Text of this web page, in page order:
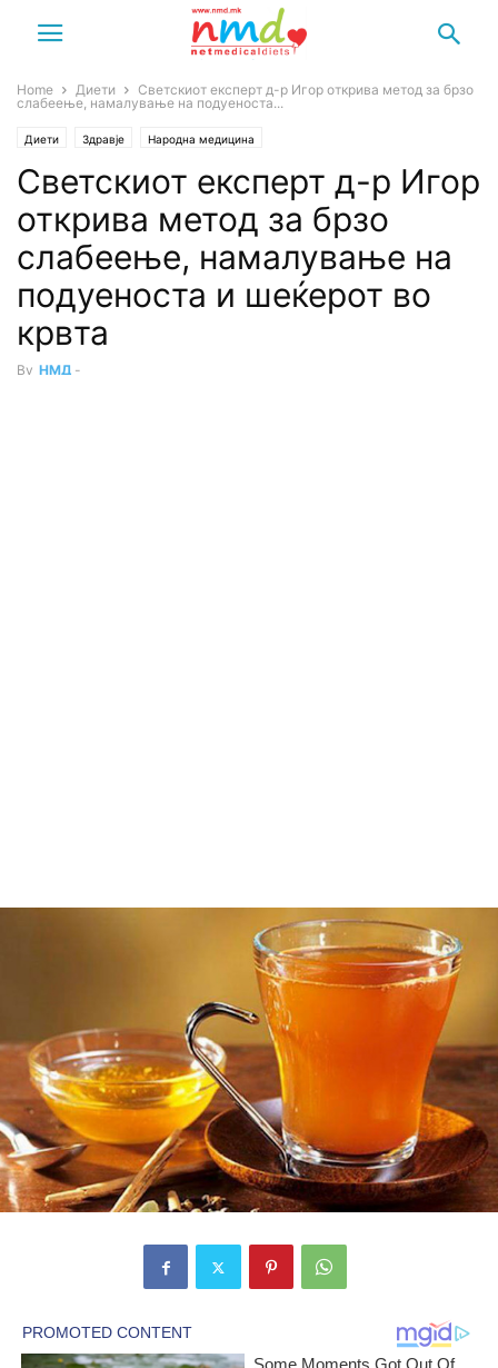
Home Диети
Светскиот експерт д-р Игор открива метод за брзо
слабеење, намалување на подуеноста...
Диети Здравје Народна медицина
Светскиот експерт д-р Игор
открива метод за брзо
слабеење, намалување на
подуеноста и шеќерот во
крвта
By НМД -